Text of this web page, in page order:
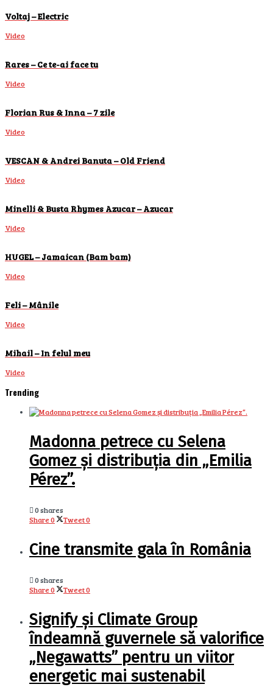
Voltaj – Electric
Video
Rares – Ce te-ai face tu
Video
Florian Rus & Inna – 7 zile
Video
VESCAN & Andrei Banuta – Old Friend
Video
Minelli & Busta Rhymes Azucar – Azucar
Video
HUGEL – Jamaican (Bam bam)
Video
Feli – Mânile
Video
Mihail – In felul meu
Video
Trending
Madonna petrece cu Selena
Gomez și distribuția din „Emilia
Pérez”.
0 shares
Share0 Tweet0
Cine transmite gala în România
0 shares
Share0 Tweet0
Signify și Climate Group
îndeamnă guvernele să valorifice
„Negawatts” pentru un viitor
energetic mai sustenabil